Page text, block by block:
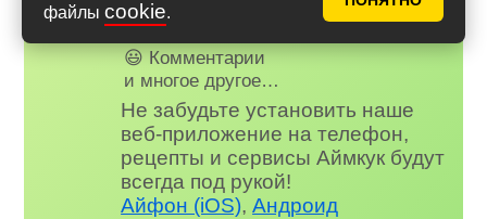
файлы cookie.
😗 Страница профиля
😃 Комментарии
и многое другое…
Не забудьте установить наше
веб-приложение на телефон,
рецепты и сервисы Аймкук будут
всегда под рукой!
Айфон (iOS),Андроид